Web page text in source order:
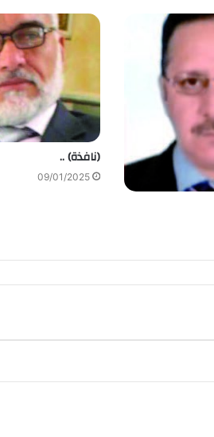
(نافذة) ..
09/01/2025